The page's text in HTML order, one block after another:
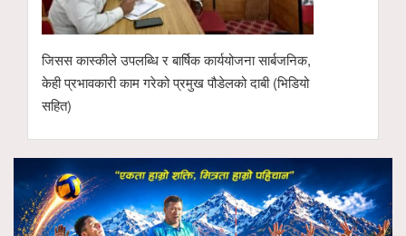
जिसस कास्कीले उपलब्धि र बार्षिक कार्ययोजना सार्बजनिक,
केही प्रभावकारी काम गरेको प्रमुख पौडेलको दाबी (भिडियो
सहित)